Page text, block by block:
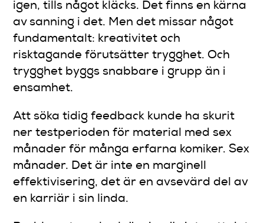
igen, tills något kläcks. Det finns en kärna
av sanning i det. Men det missar något
fundamentalt: kreativitet och
risktagande förutsätter trygghet. Och
trygghet byggs snabbare i grupp än i
ensamhet.
Att söka tidig feedback kunde ha skurit
ner testperioden för material med sex
månader för många erfarna komiker. Sex
månader. Det är inte en marginell
effektivisering, det är en avsevärd del av
en karriär i sin linda.